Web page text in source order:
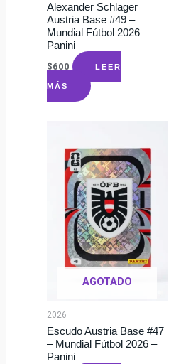
Alexander Schlager
Austria Base #49 –
Mundial Fútbol 2026 –
Panini
$600 LEER
MÁS
AGOTADO
2026
Escudo Austria Base #47
– Mundial Fútbol 2026 –
Panini